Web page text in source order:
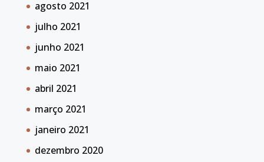
agosto 2021
julho 2021
junho 2021
maio 2021
abril 2021
março 2021
janeiro 2021
dezembro 2020